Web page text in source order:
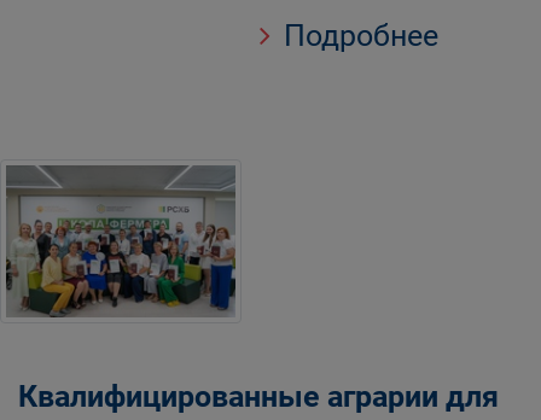
Подробнее
Квалифицированные аграрии для